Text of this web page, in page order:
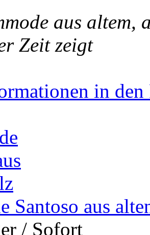
aus altem,
Zeit zeigt
in den
Santoso aus